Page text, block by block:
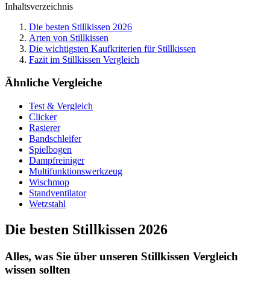
Inhaltsverzeichnis
Die besten Stillkissen 2026
Arten von Stillkissen
Die wichtigsten Kaufkriterien für Stillkissen
Fazit im Stillkissen Vergleich
Ähnliche Vergleiche
Test & Vergleich
Clicker
Rasierer
Bandschleifer
Spielbogen
Dampfreiniger
Multifunktionswerkzeug
Wischmop
Standventilator
Wetzstahl
Die besten Stillkissen 2026
Alles, was Sie über unseren Stillkissen Vergleich
wissen sollten